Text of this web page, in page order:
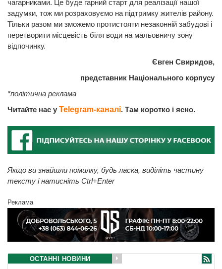
чагарниками. Це буде гарний старт для реалізації нашої
задумки, тож ми розраховуємо на підтримку жителів району.
Тільки разом ми зможемо протистояти незаконній забудові і
перетворити місцевість біля води на мальовничу зону
відпочинку.
Євген Свиридов,
представник Національного корпусу
*політична реклама
Читайте нас у Telegram-каналі. Там коротко і ясно.
Якщо ви знайшли помилку, будь ласка, виділіть частину
тексту і натисніть Ctrl+Enter
Реклама
ОСТАННІ НОВИНИ